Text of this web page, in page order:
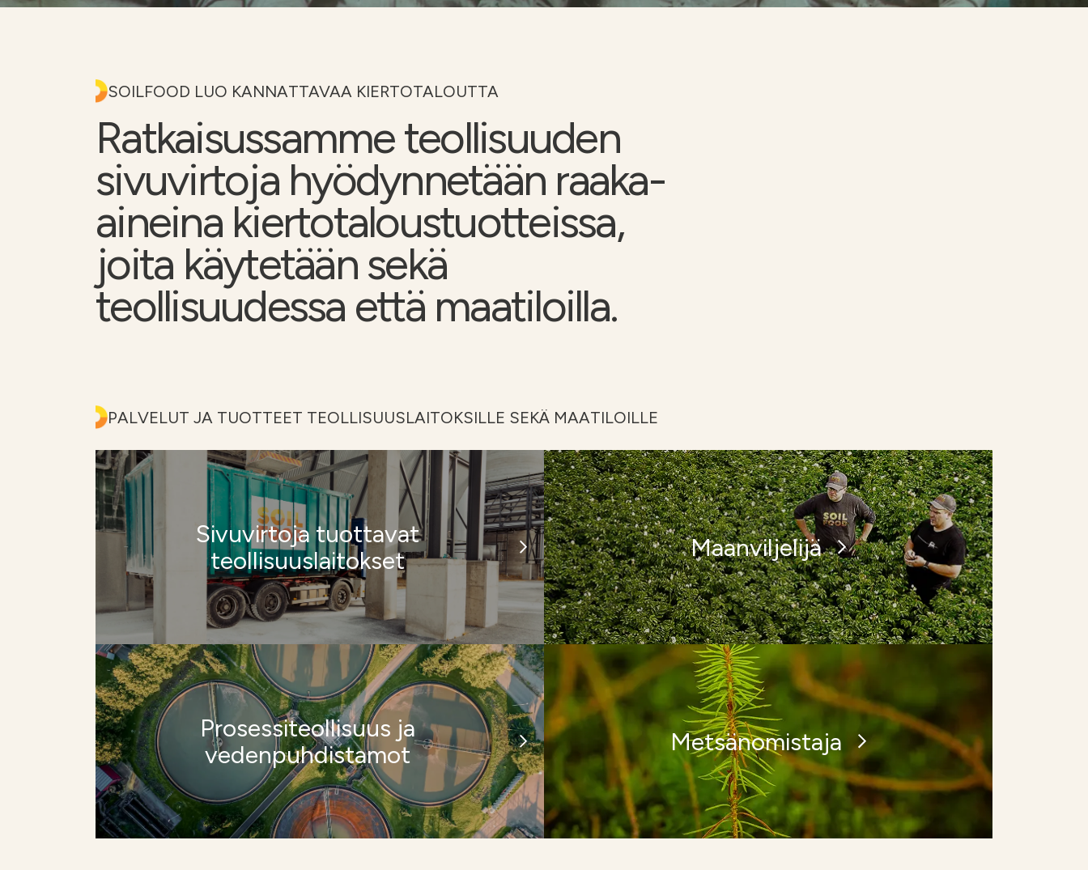
SOILFOOD LUO KANNATTAVAA KIERTOTALOUTTA
Ratkaisussamme teollisuuden
sivuvirtoja hyödynnetään raaka-
aineina kiertotaloustuotteissa,
joita käytetään sekä
teollisuudessa että maatiloilla.
PALVELUT JA TUOTTEET TEOLLISUUSLAITOKSILLE SEKÄ MAATILOILLE
Sivuvirtoja tuottavat
teollisuuslaitokset
Maanviljelijä
Prosessiteollisuus ja
vedenpuhdistamot
Metsänomistaja